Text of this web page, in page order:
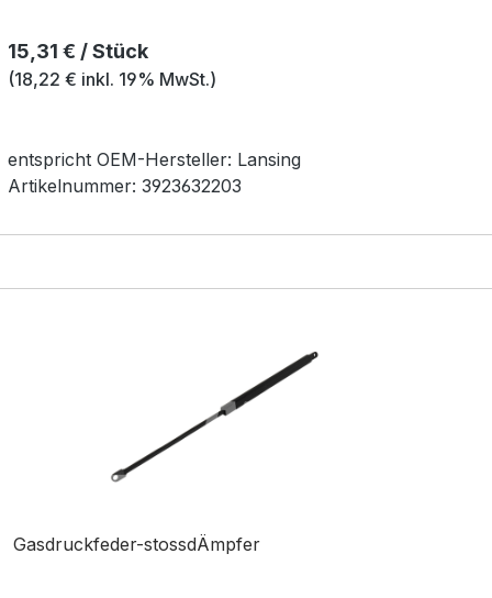
Regulärer Preis:
15,31 € / Stück
(18,22 € inkl. 19% MwSt.)
entspricht OEM-Hersteller: Lansing
Artikelnummer: 3923632203
Gasdruckfeder-stossdÄmpfer